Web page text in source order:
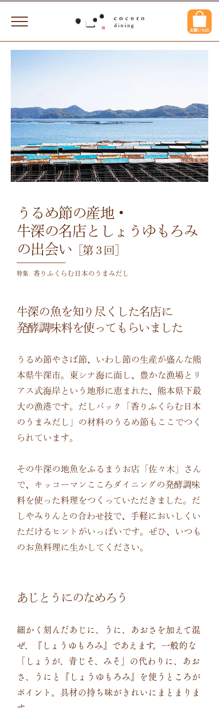
特集 香りふくらむ日本のうまみだし
うるめ節の産地・
牛深の名店としょうゆもろみ
の出会い ［第３回］
牛深の魚を知り尽くした名店に
発酵調味料を使ってもらいました
うるめ節やさば節、いわし節の生産が盛んな熊
本県牛深市。東シナ海に面し、豊かな漁場とリ
アス式海岸という地形に恵まれた、熊本県下最
大の漁港です。だしパック「香りふくらむ日本
のうまみだし」の材料のうるめ節もここでつく
られています。
その牛深の地魚をふるまうお店「佐々木」さん
で、キッコーマンこころダイニングの発酵調味
料を使った料理をつくっていただきました。だ
しやみりんとの合わせ技で、手軽においしくい
ただけるヒントがいっぱいです。ぜひ、いつも
のお魚料理に生かしてください。
あじとうにのなめろう
細かく刻んだあじに、うに、あおさを加えて混
ぜ、『しょうゆもろみ』であえます。一般的な
「しょうが、青じそ、みそ」の代わりに、あお
さ、うにと『しょうゆもろみ』を使うところが
ポイント。具材の持ち味がきれいにまとまりま